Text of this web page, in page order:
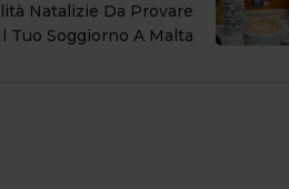
Natalizie Da Provare
Tuo Soggiorno A Malta